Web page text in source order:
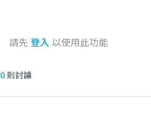
請先 登入 以使用此功能
0 則討論